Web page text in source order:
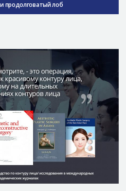
продолговатый лоб